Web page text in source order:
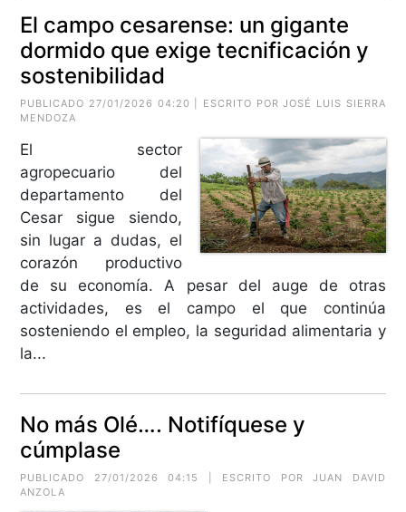
El campo cesarense: un gigante
dormido que exige tecnificación y
sostenibilidad
PUBLICADO 27/01/2026 04:20 | ESCRITO PORJOSÉ LUIS SIERRA
MENDOZA
El sector
agropecuario del
departamento del
Cesar sigue siendo,
sin lugar a dudas, el
corazón productivo
de su economía. A pesar del auge de otras
actividades, es el campo el que continúa
sosteniendo el empleo, la seguridad alimentaria y
la...
No más Olé…. Notifíquese y
cúmplase
PUBLICADO 27/01/2026 04:15 | ESCRITO POR JUAN DAVID
ANZOLA